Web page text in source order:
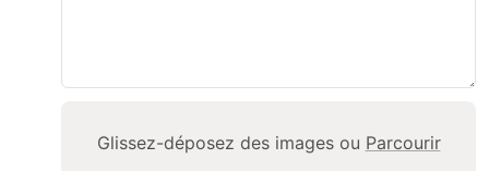
Glissez-déposez des images ou Parcourir